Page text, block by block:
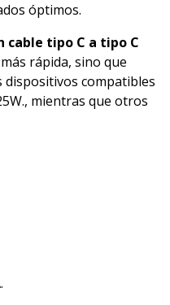
óptimos.
cable tipo C a tipo C
rápida, sino que
compatibles
mientras que otros